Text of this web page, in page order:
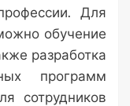
Для
обучение
разработка
программ
сотрудников